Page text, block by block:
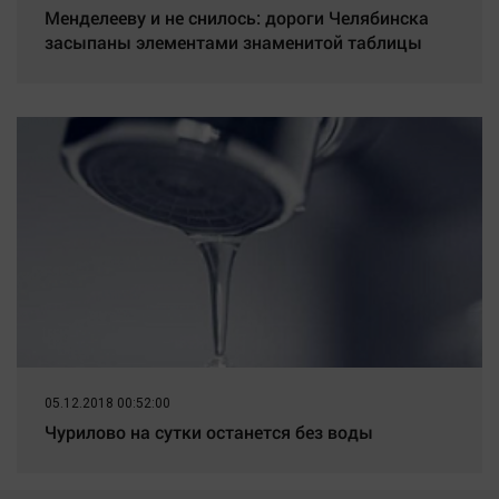
Менделееву и не снилось: дороги Челябинска
засыпаны элементами знаменитой таблицы
05.12.2018 00:52:00
Чурилово на сутки останется без воды